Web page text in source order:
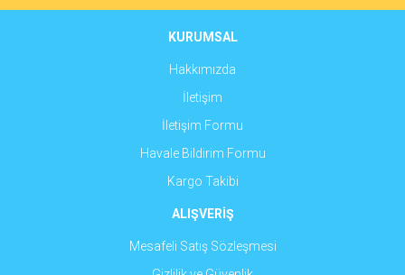
Ürün fiyatı diğer sitelerden daha pahalı.
Gönder
KURUMSAL
Hakkımızda
İletişim
İletişim Formu
Havale Bildirim Formu
Kargo Takibi
ALIŞVERİŞ
Mesafeli Satış Sözleşmesi